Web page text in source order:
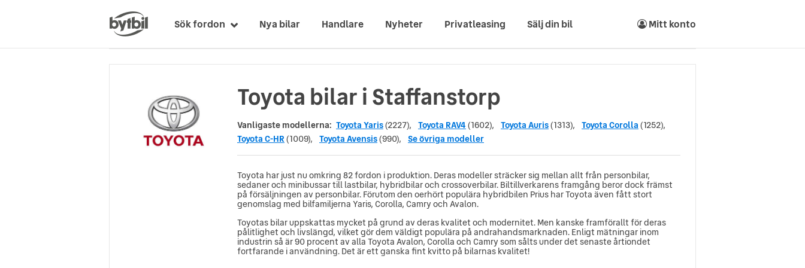
Sök fordon Nya bilar Handlare Nyheter Privatleasing Sälj din bil Mitt konto
Toyota bilar i Staffanstorp
Vanligaste modellerna: Toyota Yaris(2227), Toyota RAV4 (1602), Toyota Auris(1313), Toyota Corolla (1252),
Toyota C-HR(1009), Toyota Avensis(990), Se övriga modeller
Toyota har just nu omkring 82 fordon i produktion. Deras modeller sträcker sig mellan allt från personbilar,
sedaner och minibussar till lastbilar, hybridbilar och crossoverbilar. Biltillverkarens framgång beror dock främst
på försäljningen av personbilar. Förutom den oerhört populära hybridbilen Prius har Toyota även fått stort
genomslag med bilfamiljerna Yaris, Corolla, Camry och Avalon.
Toyotas bilar uppskattas mycket på grund av deras kvalitet och modernitet. Men kanske framförallt för deras
pålitlighet och livslängd, vilket gör dem väldigt populära på andrahandsmarknaden. Enligt mätningar inom
industrin så är 90 procent av alla Toyota Avalon, Corolla och Camry som sålts under det senaste årtiondet
fortfarande i användning. Det är ett ganska fint kvitto på bilarnas kvalitet!